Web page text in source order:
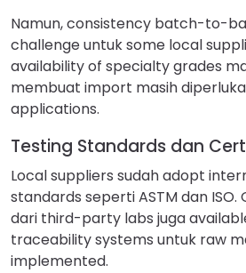
Namun, consistency batch-to-
challenge untuk some local
availability of specialty grades
membuat import masih
applications.
Testing Standards dan
Local suppliers sudah adopt
standards seperti ASTM dan
dari third-party labs juga
traceability systems untuk raw
implemented.